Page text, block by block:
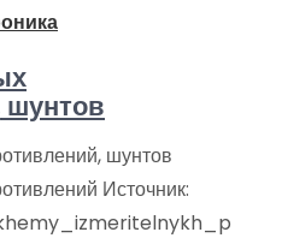
шунтов
шунтов
Источник: